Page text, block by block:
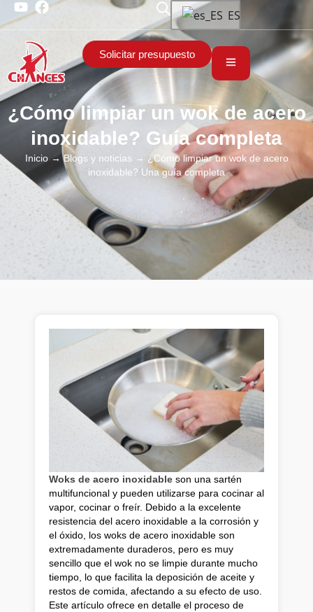
ES
Solicitar presupuesto
¿Cómo limpiar un wok de acero
inoxidable? Guía completa
Inicio→Blogs y noticias → ¿Cómo limpiar un wok de acero
inoxidable? Una guía completa
Woks de acero inoxidable son una sartén
multifuncional y pueden utilizarse para cocinar al
vapor, cocinar o freír. Debido a la excelente
resistencia del acero inoxidable a la corrosión y
el óxido, los woks de acero inoxidable son
extremadamente duraderos, pero es muy
sencillo que el wok no se limpie durante mucho
tiempo, lo que facilita la deposición de aceite y
restos de comida, afectando a su efecto de uso.
Este artículo ofrece en detalle el proceso de